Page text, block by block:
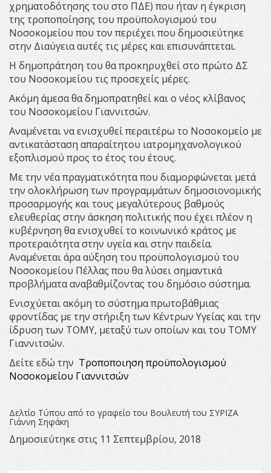
χρηματοδότησης του στο ΠΔΕ) που ήταν η έγκριση
της τροποποίησης του προϋπολογισμού του
Νοσοκομείου που τον περιέχει που δημοσιεύτηκε
στην Διαύγεια αυτές τις μέρες και επισυνάπτεται.
Η δημοπράτηση του θα προκηρυχθεί στο πρώτο ΔΣ
του Νοσοκομείου τις προσεχείς μέρες.
Ακόμη άμεσα θα δημοπρατηθεί και ο νέος κλίβανος
του Νοσοκομείου Γιαννιτσών.
Αναμένεται να ενισχυθεί περαιτέρω το Νοσοκομείο με
αντικατάσταση απαραίτητου ιατρομηχανολογικού
εξοπλισμού προς το έτος του έτους.
Με την νέα πραγματικότητα που διαμορφώνεται μετά
την ολοκλήρωση των προγραμμάτων δημοσιονομικής
προσαρμογής και τους μεγαλύτερους βαθμούς
ελευθερίας στην άσκηση πολιτικής που έχει πλέον η
κυβέρνηση θα ενισχυθεί το κοινωνικό κράτος με
προτεραιότητα στην υγεία και στην παιδεία.
Αναμένεται άρα αύξηση του προϋπολογισμού του
Νοσοκομείου Πέλλας που θα λύσει σημαντικά
προβλήματα αναβαθμίζοντας του δημόσιο σύστημα.
Ενισχύεται ακόμη το σύστημα πρωτοβάθμιας
φροντίδας με την στήριξη των Κέντρων Υγείας και την
ίδρυση των ΤΟΜΥ, μεταξύ των οποίων και του ΤΟΜΥ
Γιαννιτσών.
Δείτε εδώ την Τροποποιηση προϋπολογισμού
Νοσοκομείου Γιαννιτσών
Δελτίο Τύπου από το γραφείο του Βουλευτή του ΣΥΡΙΖΑ
Γιάννη Σηφάκη
Δημοσιεύτηκε στις 11 Σεπτεμβρίου, 2018